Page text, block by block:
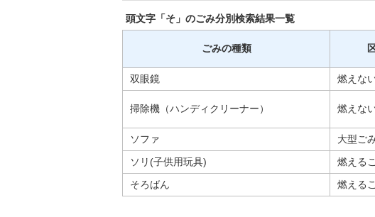
頭文字「そ 」のごみ分別検索結果一覧
ごみの種類
双眼鏡 燃えな
掃除機（ハンディクリーナー） 燃えな
ソファ
大型ご
ソリ(子供用玩具)
燃える
そろばん
燃える